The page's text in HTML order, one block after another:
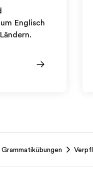
Englisch